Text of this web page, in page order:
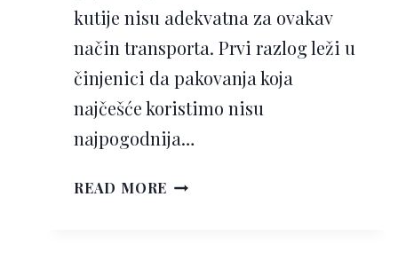
kutije nisu adekvatna za ovakav
način transporta. Prvi razlog leži u
činjenici da pakovanja koja
najčešće koristimo nisu
najpogodnija…
READ MORE PAKOVANJE